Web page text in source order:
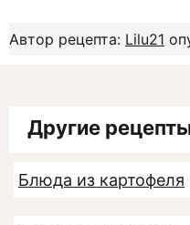
Автор рецепта: Lilu21
Другие
Блюда из картофеля